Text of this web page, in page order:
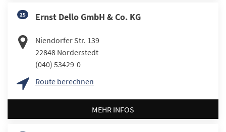
25 Ernst Dello GmbH & Co. KG
Niendorfer Str. 139
22848 Norderstedt
(040) 53429-0
Route berechnen
MEHR INFOS